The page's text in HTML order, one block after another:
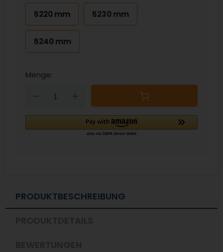
5220 mm 5230 mm
5240 mm
Menge:
Down
PRODUKTBESCHREIBUNG